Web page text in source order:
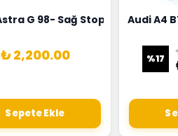
Rapro Marka 96591464
G 98- Sağ Stop Lambası
₺ 2,200.00
Sepete Ekle
Audi A4
%17